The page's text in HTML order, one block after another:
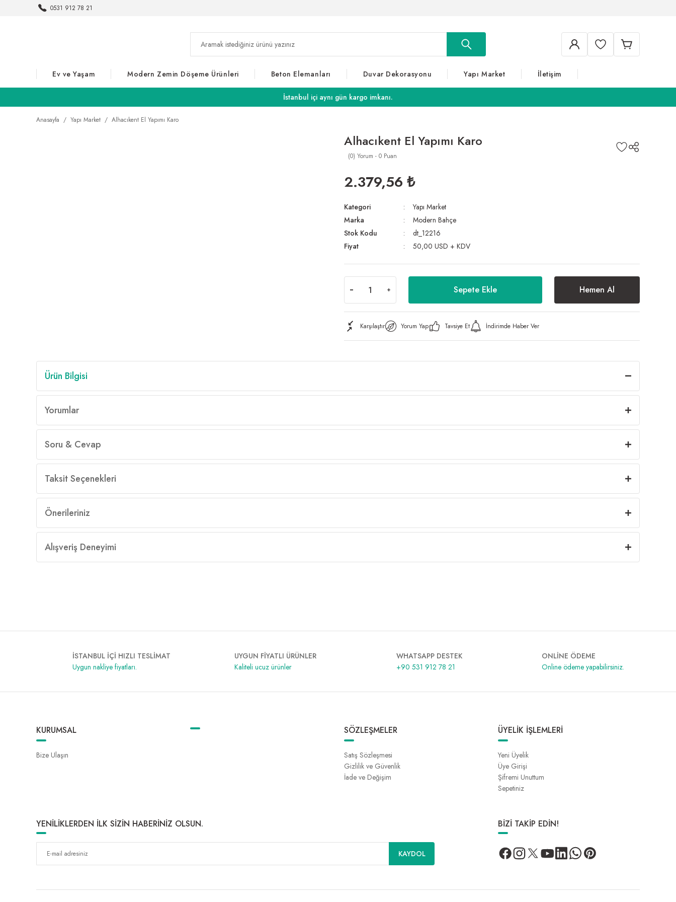
0531 912 78 21
Ev ve Yaşam Modern Zemin Döşeme Ürünleri Beton Elemanları Duvar Dekorasyonu Yapı Market İletişim
İstanbul içi aynı gün kargo imkanı.
Anasayfa Yapı Market Alhacıkent El Yapımı Karo
Alhacıkent El Yapımı Karo
(0) Yorum - 0 Puan
2.379,56 ₺
Kategori
Yapı Market
Marka
Modern Bahçe
Stok Kodu
dt_12216
Fiyat
50,00 USD + KDV
Sepete Ekle Hemen Al
Karşılaştır Yorum Yap Tavsiye Et İndirimde Haber Ver
Ürün Bilgisi
Yorumlar
Soru & Cevap
Taksit Seçenekleri
Önerileriniz
Alışveriş Deneyimi
İSTANBUL İÇİ HIZLI TESLİMAT
Uygun nakliye fiyatları.
UYGUN FİYATLI ÜRÜNLER
Kaliteli ucuz ürünler
WHATSAPP DESTEK
+90 531 912 78 21
ONLİNE ÖDEME
Online ödeme yapabilirsiniz.
KURUMSAL
Bize Ulaşın
SÖZLEŞMELER
Satış Sözleşmesi
Gizlilik ve Güvenlik
İade ve Değişim
ÜYELİK İŞLEMLERİ
Yeni Üyelik
Üye Girişi
Şifremi Unuttum
Sepetiniz
YENİLİKLERDEN İLK SİZİN HABERİNİZ OLSUN.
KAYDOL
BİZİ TAKİP EDİN!